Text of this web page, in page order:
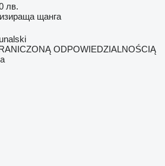
лв.
щанга
ODPOWIEDZIALNOŚCIĄ